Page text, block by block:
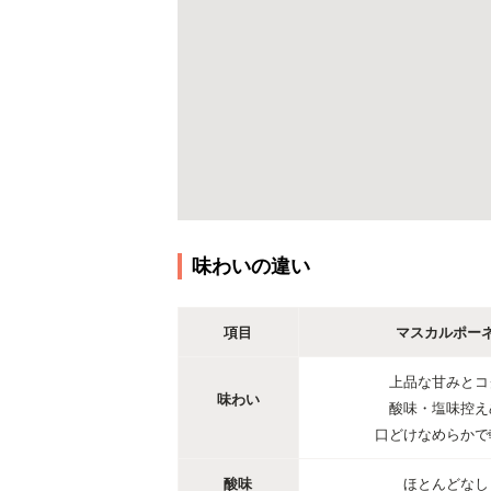
味わいの違い
項目 マスカルポー
味わい
上品な甘みと
酸味・塩味控
口どけなめらか
酸味 ほとんどなし